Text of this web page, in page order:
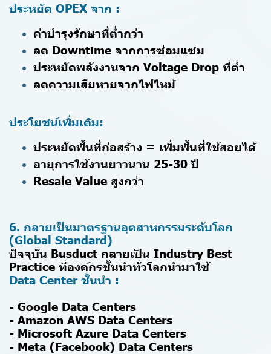
ประหยัด OPEX จาก :
ค่าบำรุงรักษาที่ต่ำกว่า
ลด Downtime จากการซ่อมแซม
ประหยัดพลังงานจาก Voltage Drop ที่ต่ำ
ลดความเสียหายจากไฟไหม้
ประโยชน์เพิ่มเติม:
ประหยัดพื้นที่ก่อสร้าง = เพิ่มพื้นที่ใช้สอยได้
อายุการใช้งานยาวนาน 25-30 ปี
Resale Value สูงกว่า
6. กลายเป็นมาตรฐานอุตสาหกรรมระดับโลก
(Global Standard)
ปัจจุบัน Busduct กลายเป็น Industry Best
Practice ที่องค์กรชั้นนำทั่วโลกนำมาใช้
Data Center ชั้นนำ :
- Google Data Centers
- Amazon AWS Data Centers
- Microsoft Azure Data Centers
- Meta (Facebook) Data Centers